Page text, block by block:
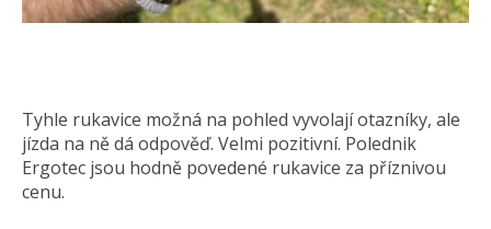
Tyhle rukavice možná na pohled vyvolají otazníky, ale
jízda na ně dá odpověď. Velmi pozitivní. Polednik
Ergotec jsou hodně povedené rukavice za příznivou
cenu.